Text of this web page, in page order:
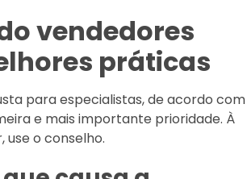
vendedores
práticas
para especialistas, de acordo com
e mais importante prioridade. À
use o conselho.